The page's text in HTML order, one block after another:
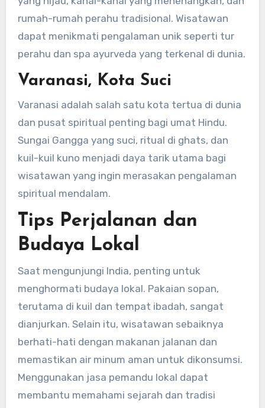
rumah-rumah perahu tradisional. Wisatawan
dapat menikmati pengalaman unik seperti tur
perahu dan spa ayurveda yang terkenal di dunia.
Varanasi, Kota Suci
Varanasi adalah salah satu kota tertua di dunia
dan pusat spiritual penting bagi umat Hindu.
Sungai Gangga yang suci, ritual di ghats, dan
kuil-kuil kuno menjadi daya tarik utama bagi
wisatawan yang ingin merasakan pengalaman
spiritual mendalam.
Tips Perjalanan dan
Budaya Lokal
Saat mengunjungi India, penting untuk
menghormati budaya lokal. Pakaian sopan,
terutama di kuil dan tempat ibadah, sangat
dianjurkan. Selain itu, wisatawan sebaiknya
berhati-hati dengan makanan jalanan dan
memastikan air minum aman untuk dikonsumsi.
Menggunakan jasa pemandu lokal dapat
membantu memahami sejarah dan tradisi